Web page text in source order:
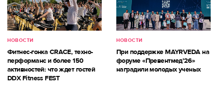
НОВОСТИ
Фитнес-гонка CRACE, техно-
перформанс и более 150
активностей: что ждет гостей
DDX Fitness FEST
НОВОСТИ
При поддержке MAYRVEDA на
форуме «Превентмед’26»
наградили молодых ученых